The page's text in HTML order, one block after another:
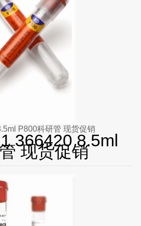
P800科研管 现货促销
366420 8.5ml
现货促销